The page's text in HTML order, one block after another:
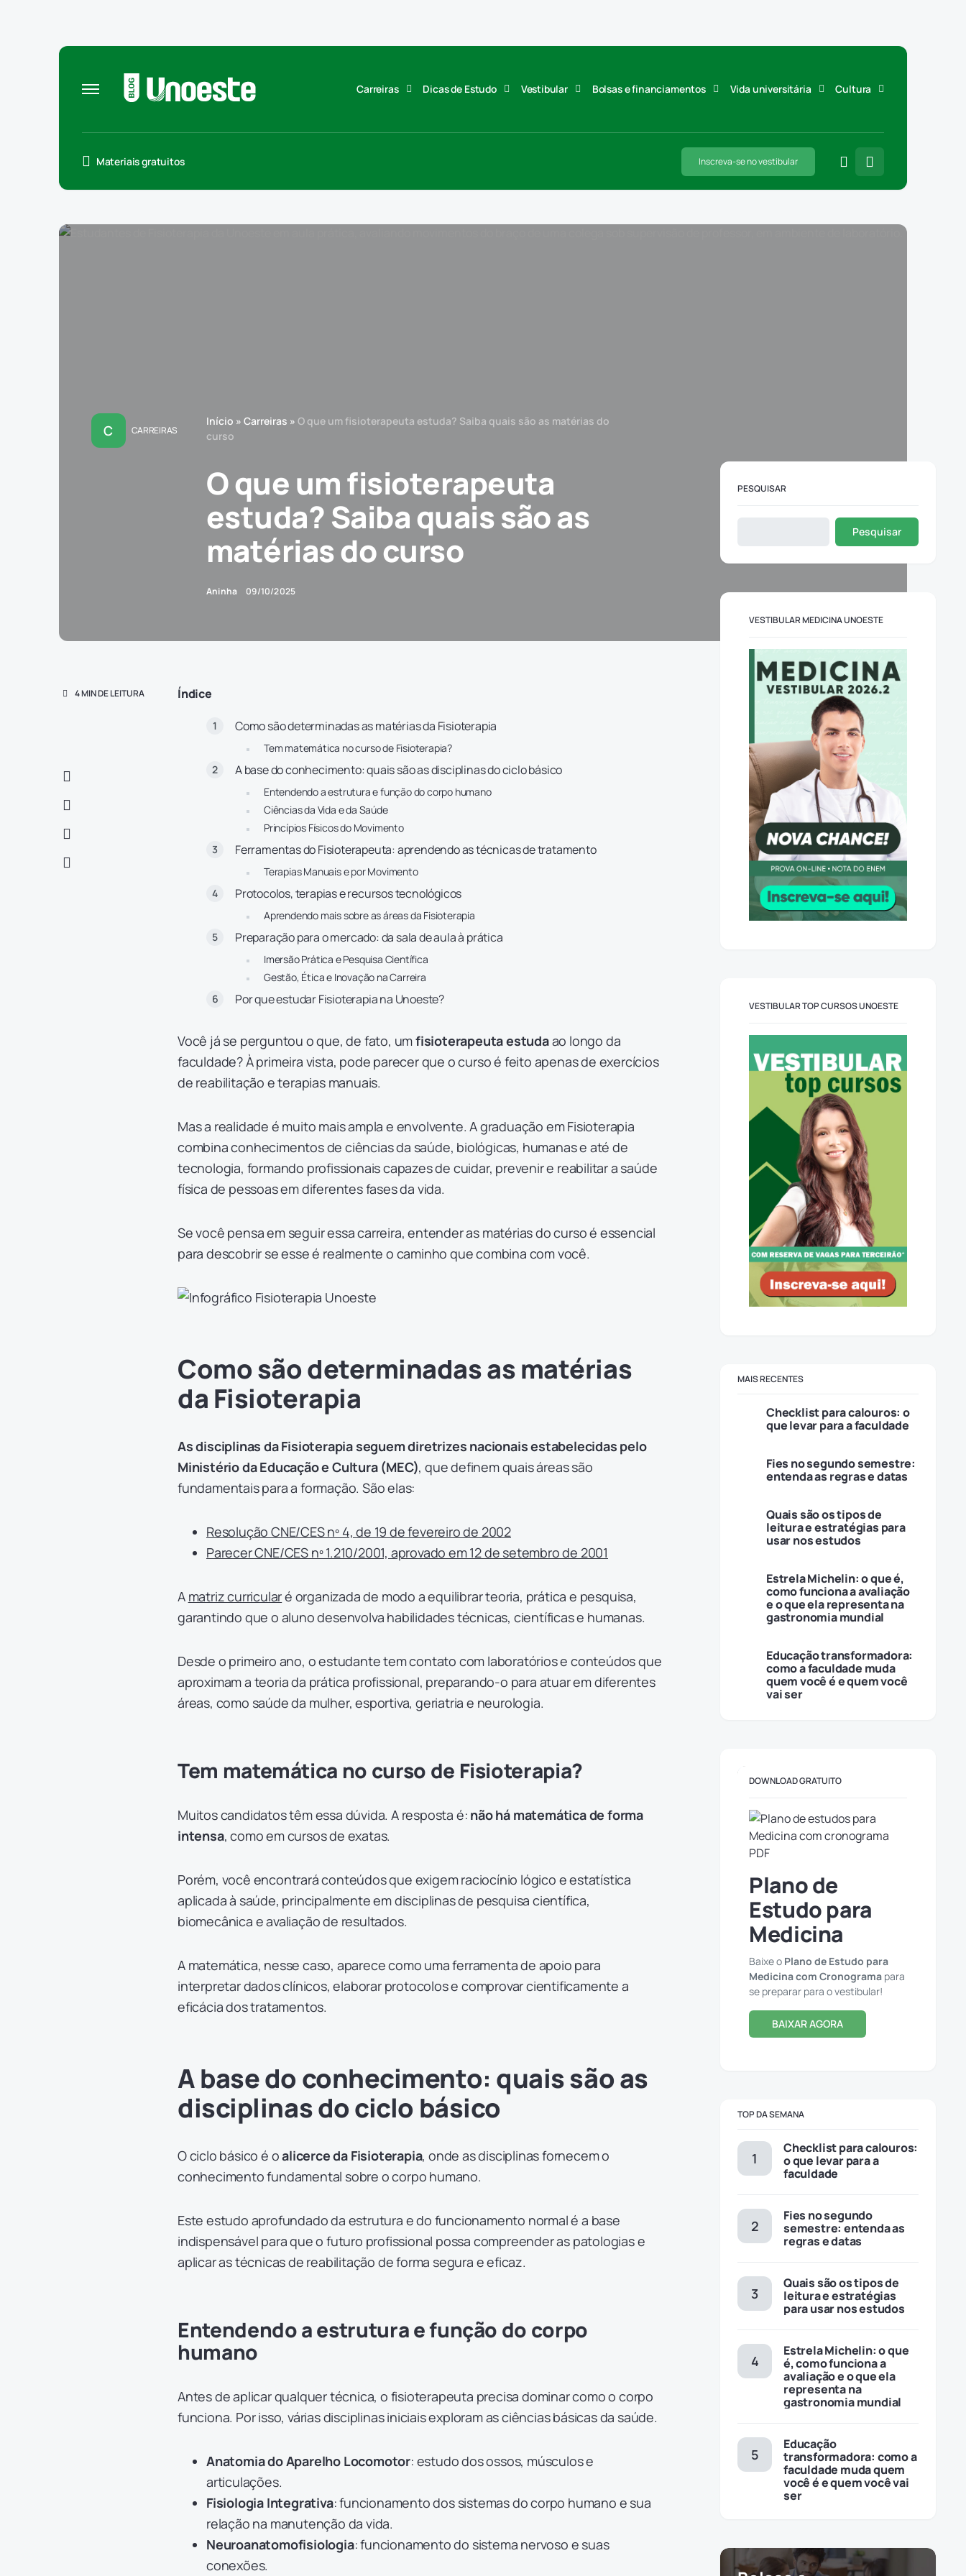
Carreiras Dicas de Estudo Vestibular Bolsas e financiamentos Vida universitária Cultura
Materiais gratuitos Inscreva-se no vestibular
C CARREIRAS
Início » Carreiras » O que um fisioterapeuta estuda? Saiba quais são as matérias do
curso
O que um fisioterapeuta
estuda? Saiba quais são as
matérias do curso
Aninha 09/10/2025
4 MIN DE LEITURA Índice
Como são determinadas as matérias da Fisioterapia
Tem matemática no curso de Fisioterapia?
A base do conhecimento: quais são as disciplinas do ciclo básico
Entendendo a estrutura e função do corpo humano
Ciências da Vida e da Saúde
Princípios Físicos do Movimento
Ferramentas do Fisioterapeuta: aprendendo as técnicas de tratamento
Terapias Manuais e por Movimento
Protocolos, terapias e recursos tecnológicos
Aprendendo mais sobre as áreas da Fisioterapia
Preparação para o mercado: da sala de aula à prática
Imersão Prática e Pesquisa Científica
Gestão, Ética e Inovação na Carreira
Por que estudar Fisioterapia na Unoeste?
Você já se perguntou o que, de fato, umfisioterapeuta estudaao longo da
faculdade? À primeira vista, pode parecer que o curso é feito apenas de exercícios
de reabilitação e terapias manuais.
Mas a realidade é muito mais ampla e envolvente. A graduação em Fisioterapia
combina conhecimentos de ciências da saúde, biológicas, humanas e até de
tecnologia, formando profissionais capazes de cuidar, prevenir e reabilitar a saúde
física de pessoas em diferentes fases da vida.
Se você pensa em seguir essa carreira, entender as matérias do curso é essencial
para descobrir se esse é realmente o caminho que combina com você.
Como são determinadas as matérias
da Fisioterapia
As disciplinas da Fisioterapia seguem diretrizes nacionais estabelecidas pelo
Ministério da Educação e Cultura (MEC), que definem quais áreas são
fundamentais para a formação. São elas:
Resolução CNE/CES nº 4, de 19 de fevereiro de 2002
Parecer CNE/CES nº 1.210/2001, aprovado em 12 de setembro de 2001
A matriz curricularé organizada de modo a equilibrar teoria, prática e pesquisa,
garantindo que o aluno desenvolva habilidades técnicas, científicas e humanas.
Desde o primeiro ano, o estudante tem contato com laboratórios e conteúdos que
aproximam a teoria da prática profissional, preparando-o para atuar em diferentes
áreas, como saúde da mulher, esportiva, geriatria e neurologia.
Tem matemática no curso de Fisioterapia?
Muitos candidatos têm essa dúvida. A resposta é: não há matemática de forma
intensa, como em cursos de exatas.
Porém, você encontrará conteúdos que exigem raciocínio lógico e estatística
aplicada à saúde, principalmente em disciplinas de pesquisa científica,
biomecânica e avaliação de resultados.
A matemática, nesse caso, aparece como uma ferramenta de apoio para
interpretar dados clínicos, elaborar protocolos e comprovar cientificamente a
eficácia dos tratamentos.
A base do conhecimento: quais são as
disciplinas do ciclo básico
O ciclo básico é oalicerce da Fisioterapia, onde as disciplinas fornecem o
conhecimento fundamental sobre o corpo humano.
Este estudo aprofundado da estrutura e do funcionamento normal é a base
indispensável para que o futuro profissional possa compreender as patologias e
aplicar as técnicas de reabilitação de forma segura e eficaz.
Entendendo a estrutura e função do corpo
humano
Antes de aplicar qualquer técnica, o fisioterapeuta precisa dominar como o corpo
funciona. Por isso, várias disciplinas iniciais exploram as ciências básicas da saúde.
Anatomia do Aparelho Locomotor: estudo dos ossos, músculos e
articulações.
Fisiologia Integrativa: funcionamento dos sistemas do corpo humano e sua
relação na manutenção da vida.
Neuroanatomofisiologia: funcionamento do sistema nervoso e suas
conexões.
PESQUISAR
Pesquisar
VESTIBULAR MEDICINA UNOESTE
VESTIBULAR TOP CURSOS UNOESTE
MAIS RECENTES
Checklist para calouros: o
que levar para a faculdade
Fies no segundo semestre:
entenda as regras e datas
Quais são os tipos de
leitura e estratégias para
usar nos estudos
Estrela Michelin: o que é,
como funciona a avaliação
e o que ela representa na
gastronomia mundial
Educação transformadora:
como a faculdade muda
quem você é e quem você
vai ser
DOWNLOAD GRATUITO
Plano de
Estudo para
Medicina
Baixe o Plano de Estudo para
Medicina com Cronograma
se preparar para o vestibular!
BAIXAR AGORA
TOP DA SEMANA
Checklist para calouros:
o que levar para a
faculdade
Fies no segundo
semestre: entenda as
regras e datas
Quais são os tipos de
leitura e estratégias
para usar nos estudos
Estrela Michelin: o que
é, como funciona a
avaliação e o que ela
representa na
gastronomia mundial
Educação
transformadora: como a
faculdade muda quem
você é e quem você vai
ser